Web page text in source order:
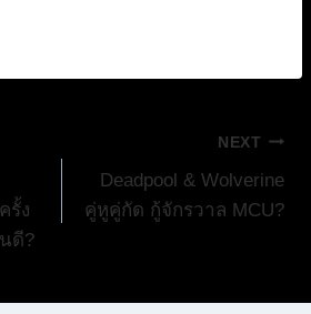
รั้ง
ดี?
NEXT
Deadpool & Wolverine
คู่หูคู่กัด กู้จักรวาล MCU?